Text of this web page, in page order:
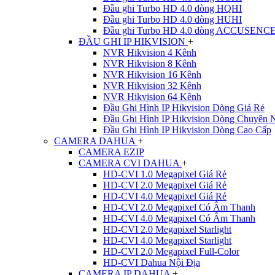
Đầu ghi Turbo HD 4.0 dòng HQHI
Đầu ghi Turbo HD 4.0 dòng HUHI
Đầu ghi Turbo HD 4.0 dòng ACCUSENCE
ĐẦU GHI IP HIKVISION +
NVR Hikvision 4 Kênh
NVR Hikvision 8 Kênh
NVR Hikvision 16 Kênh
NVR Hikvision 32 Kênh
NVR Hikvision 64 Kênh
Đầu Ghi Hình IP Hikvision Dòng Giá Rẻ
Đầu Ghi Hình IP Hikvision Dòng Chuyên
Đầu Ghi Hình IP Hikvision Dòng Cao Cấp
CAMERA DAHUA +
CAMERA EZIP
CAMERA CVI DAHUA +
HD-CVI 1.0 Megapixel Giá Rẻ
HD-CVI 2.0 Megapixel Giá Rẻ
HD-CVI 4.0 Megapixel Giá Rẻ
HD-CVI 2.0 Megapixel Có Âm Thanh
HD-CVI 4.0 Megapixel Có Âm Thanh
HD-CVI 2.0 Megapixel Starlight
HD-CVI 4.0 Megapixel Starlight
HD-CVI 2.0 Megapixel Full-Color
HD-CVI Dahua Nội Địa